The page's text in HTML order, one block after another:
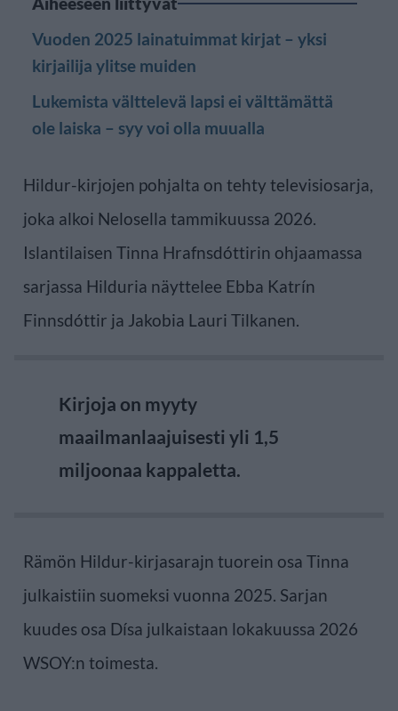
Vuoden 2025 lainatuimmat kirjat – yksi
kirjailija ylitse muiden
Lukemista välttelevä lapsi ei välttämättä
ole laiska – syy voi olla muualla
Hildur-kirjojen pohjalta on tehty televisiosarja,
joka alkoi Nelosella tammikuussa 2026.
Islantilaisen Tinna Hrafnsdóttirin ohjaamassa
sarjassa Hilduria näyttelee Ebba Katrín
Finnsdóttir ja Jakobia Lauri Tilkanen.
Kirjoja on myyty
maailmanlaajuisesti yli 1,5
miljoonaa kappaletta.
Rämön Hildur-kirjasarajn tuorein osa Tinna
julkaistiin suomeksi vuonna 2025. Sarjan
kuudes osa Dísa julkaistaan lokakuussa 2026
WSOY:n toimesta.